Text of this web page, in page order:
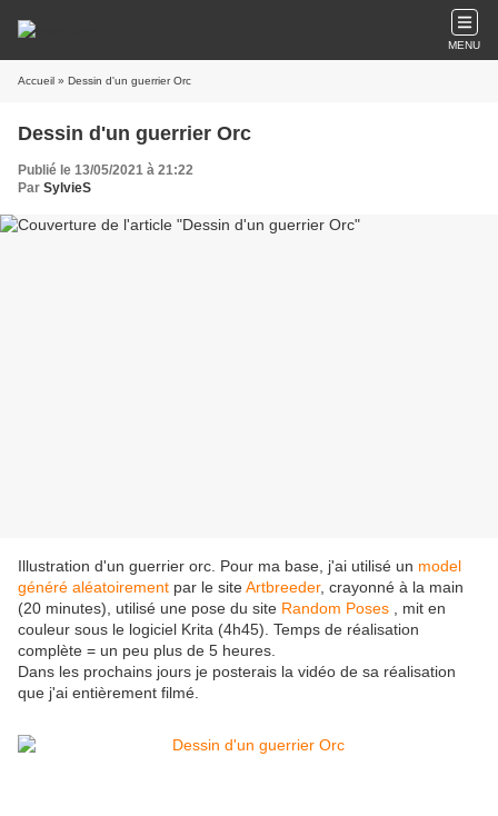
MENU
Accueil » Dessin d'un guerrier Orc
Dessin d'un guerrier Orc
Publié le 13/05/2021 à 21:22
Par SylvieS
Illustration d'un guerrier orc. Pour ma base, j'ai utilisé un model
généré aléatoirement par le siteArtbreeder, crayonné à la main
(20 minutes), utilisé une pose du site Random Poses , mit en
couleur sous le logiciel Krita (4h45). Temps de réalisation
complète = un peu plus de 5 heures.
Dans les prochains jours je posterais la vidéo de sa réalisation
que j'ai entièrement filmé.